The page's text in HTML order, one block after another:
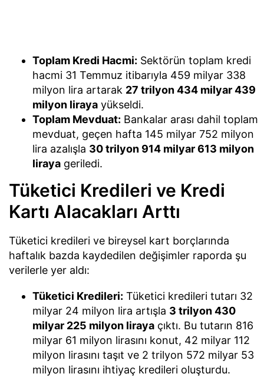
Toplam Kredi Hacmi: Sektörün toplam kredi
hacmi 31 Temmuz itibarıyla 459 milyar 338
milyon lira artarak 27 trilyon 434 milyar 439
milyon liraya yükseldi.
Toplam Mevduat: Bankalar arası dahil toplam
mevduat, geçen hafta 145 milyar 752 milyon
lira azalışla 30 trilyon 914 milyar 613 milyon
liraya geriledi.
Tüketici Kredileri ve Kredi
Kartı Alacakları Arttı
Tüketici kredileri ve bireysel kart borçlarında
haftalık bazda kaydedilen değişimler raporda şu
verilerle yer aldı:
Tüketici Kredileri: Tüketici kredileri tutarı 32
milyar 24 milyon lira artışla 3 trilyon 430
milyar 225 milyon liraya çıktı. Bu tutarın 816
milyar 61 milyon lirasını konut, 42 milyar 112
milyon lirasını taşıt ve 2 trilyon 572 milyar 53
milyon lirasını ihtiyaç kredileri oluşturdu.